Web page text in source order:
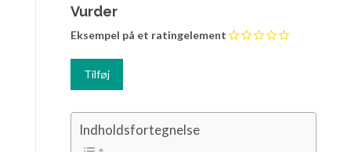
Vurder
Eksempel på et ratingelement
Indholdsfortegnelse